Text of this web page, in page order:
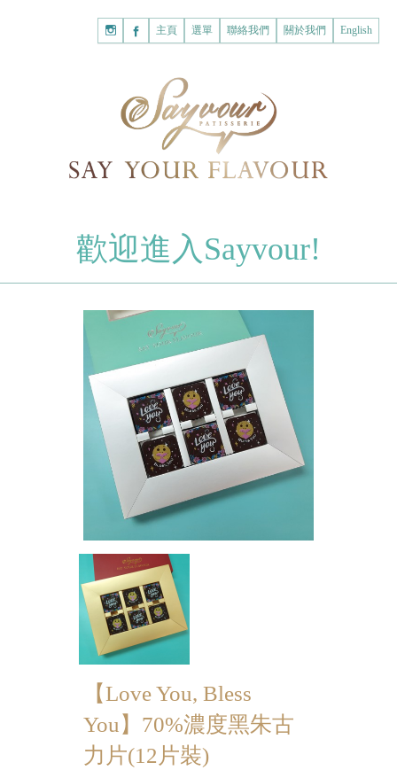
註冊新賬戶
註冊新賬戶
字母朱古力
片裝朱古力
迷你蝴蝶酥
宴會個人化產品
祝福/ 感謝禮物
婚宴系列
企業系列
中秋節系列
百日宴/嬰兒生日會
English
關於我們
聯絡我們
選單
主頁
歡迎進入Sayvour!
【Love You, Bless
You】70%濃度黑朱古
力片(12片裝)